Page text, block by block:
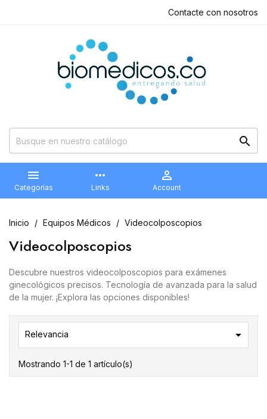
Contacte con nosotros


Categorías
more_horiz
Links

Account
Inicio Equipos Médicos Videocolposcopios
Videocolposcopios
Descubre nuestros videocolposcopios para exámenes
ginecológicos precisos. Tecnología de avanzada para la salud
de la mujer. ¡Explora las opciones disponibles!
Relevancia 
Mostrando 1-1 de 1 artículo(s)